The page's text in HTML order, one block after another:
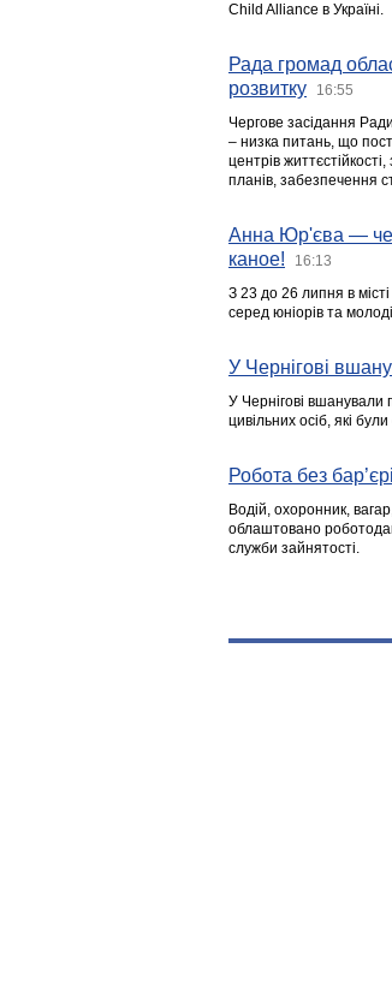
Child Alliance в Україні.
Рада громад
розвитку
16:55
Чергове засідання
– низка питань, що
центрів
планів, забезпечення
Анна Юр'єва —
каное!
16:13
З 23 до 26 липня в
серед юніорів та
У Чернігові
У Чернігові вшанували
цивільних осіб, які
Робота без
Водій, охоронник,
облаштовано
служби зайнятості.